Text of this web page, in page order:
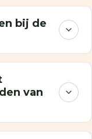
bij de
van